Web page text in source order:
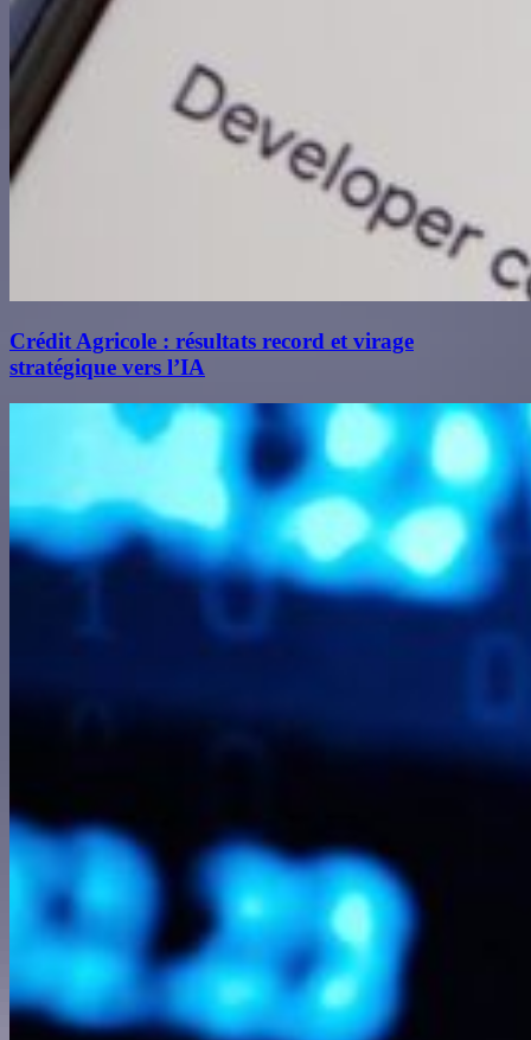
Crédit Agricole : résultats record et virage
stratégique vers l’IA